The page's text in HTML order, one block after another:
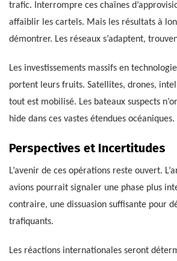
trafic. Interrompre ces chaînes
affaiblir les cartels. Mais les résultats à
démontrer. Les réseaux s’adaptent,
Les investissements massifs en
portent leurs fruits. Satellites, drones,
tout est mobilisé. Les bateaux suspects
hide dans ces vastes étendues océaniques.
Perspectives et Incertitudes
L’avenir de ces opérations reste ouvert.
avions pourrait signaler une phase plus
contraire, une dissuasion suffisante pour
trafiquants.
Les réactions internationales seront